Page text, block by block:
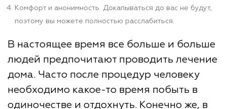
Комфорт и анонимность. Докапываться до вас не будут,
поэтому вы можете полностью расслабиться.
В настоящее время все больше и больше
людей предпочитают проводить лечение
дома. Часто после процедур человеку
необходимо какое-то время побыть в
одиночестве и отдохнуть. Конечно же, в